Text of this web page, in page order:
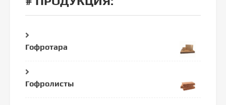
Гофротара
Гофролисты